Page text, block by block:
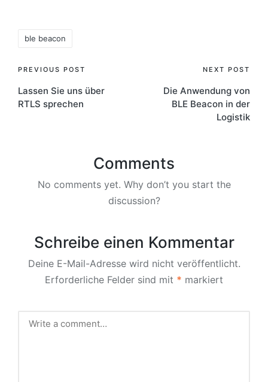
ble beacon
Post
navigation
PREVIOUS POST
Lassen Sie uns über
RTLS sprechen
NEXT POST
Die Anwendung von
BLE Beacon in der
Logistik
Comments
No comments yet. Why don’t you start the
discussion?
Schreibe einen Kommentar
Deine E-Mail-Adresse wird nicht veröffentlicht.
Erforderliche Felder sind mit * markiert